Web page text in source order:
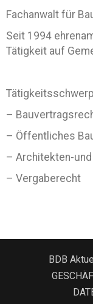
Fachanwalt für
Seit 1994
Tätigkeit auf
–
– Öffentliches
– Architekten-
– Vergaberecht
BDB